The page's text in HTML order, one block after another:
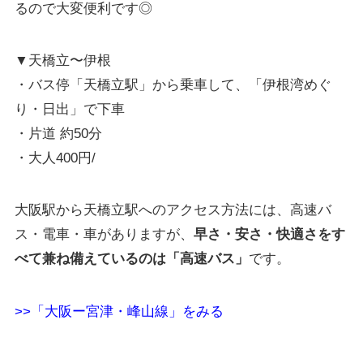
るので大変便利です◎
▼天橋立〜伊根
・バス停「天橋立駅」から乗車して、「伊根湾めぐ
り・日出」で下車
・片道 約50分
・大人400円/
大阪駅から天橋立駅へのアクセス方法には、高速バ
ス・電車・車がありますが、 早さ・安さ・快適さをす
べて兼ね備えているのは「高速バス」 です。
>>「大阪ー宮津・峰山線」をみる